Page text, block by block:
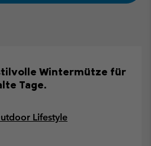
Wintermütze für
Tage.
Lifestyle